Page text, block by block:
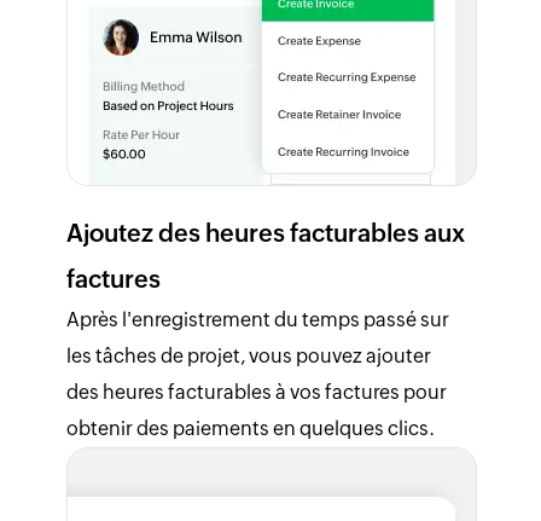
Ajoutez des heures facturables aux
factures
Après l'enregistrement du temps passé sur
les tâches de projet, vous pouvez ajouter
des heures facturables à vos factures pour
obtenir des paiements en quelques clics.